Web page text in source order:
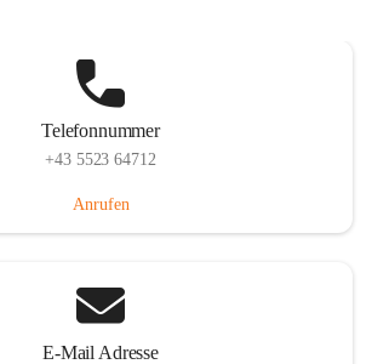
Telefonnummer
+43 5523 64712
Anrufen
E-Mail Adresse